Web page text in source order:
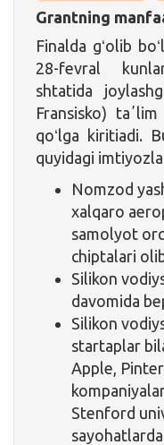
Grantning
Finalda gʻolib
28-fevral
shtatida
Fransisko)
qoʻlga kiritiadi.
quyidagi
Nomzod
xalqaro
samolyot
chiptalari
Silikon
davomida
Silikon
startaplar
Apple,
Stenford